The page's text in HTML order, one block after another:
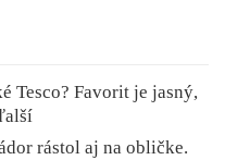
Tesco? Favorit je jasný,
rástol aj na obličke.